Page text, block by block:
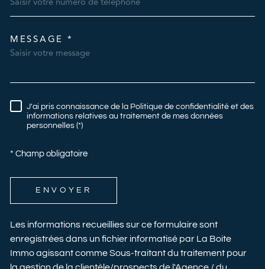
MESSAGE *
RÈGLEMENTATION
J'ai pris connaissance de la Politique de confidentialité et des
informations relatives au traitement de mes données
personnelles (*)
* Champ obligatoire
ENVOYER
Les informations recueillies sur ce formulaire sont
enregistrées dans un fichier informatisé par La Boite
Immo agissant comme Sous-traitant du traitement pour